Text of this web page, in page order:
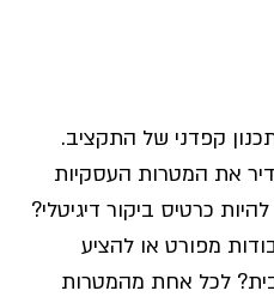
קפדני של התקציב.
את המטרות העסקיות
כרטיס ביקור דיגיטלי?
מפורט או להציע
לכל אחת מהמטרות